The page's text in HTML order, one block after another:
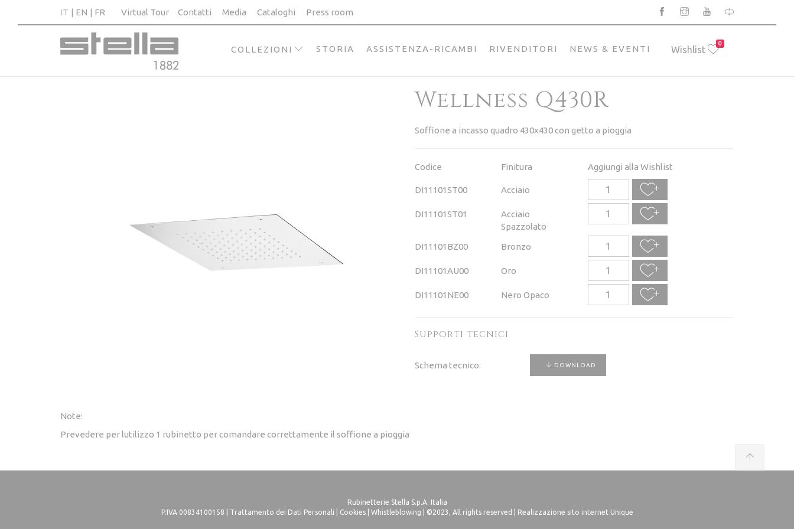
IT EN FR Virtual Tour Contatti Media Cataloghi Press room
Wishlist
0
COLLEZIONI STORIA ASSISTENZA-RICAMBI RIVENDITORI NEWS & EVENTI
Wellness Q430R
Soffione a incasso quadro 430x430 con getto a pioggia
Codice Finitura Aggiungi alla Wishlist
DI11101ST00 Acciaio
DI11101ST01
Acciaio
Spazzolato
DI11101BZ00
Bronzo
DI11101AU00 Oro
DI11101NE00 Nero Opaco
Supporti tecnici
Schema tecnico: DOWNLOAD
Note:
Prevedere per lutilizzo 1 rubinetto per comandare correttamente il soffione a pioggia
Rubinetterie Stella S.p.A. Italia
P.IVA 00834100158 |
Trattamento dei Dati Personali Cookies| Whistleblowing | ©2023, All rights reserved | Realizzazione sito internet Unique